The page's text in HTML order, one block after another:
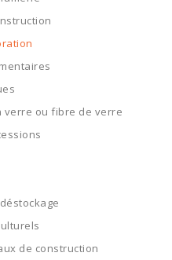
verre ou fibre de verre
de construction